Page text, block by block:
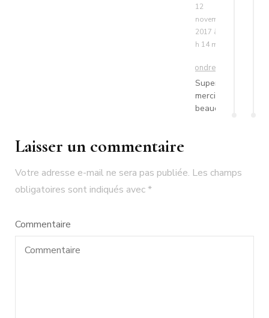
12
novembre
2017 à 11
h 14 min
Répondre
Super
merci
beaucoup
Laisser un commentaire
Votre adresse e-mail ne sera pas publiée. Les champs
obligatoires sont indiqués avec*
Commentaire